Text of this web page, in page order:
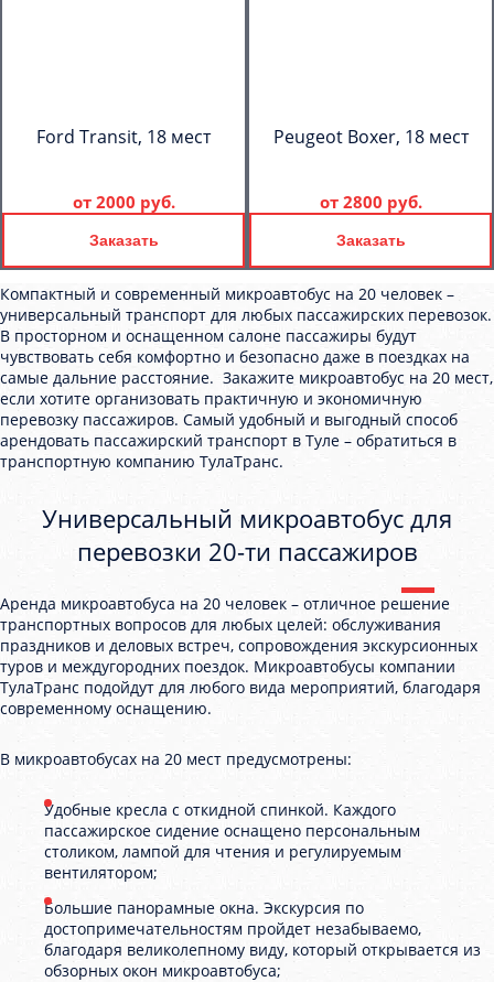
Ford Transit, 18 мест
от 2000 руб.
Заказать
Peugeot Boxer, 18 мест
от 2800 руб.
Заказать
Компактный и современный микроавтобус на 20 человек –
универсальный транспорт для любых пассажирских перевозок.
В просторном и оснащенном салоне пассажиры будут
чувствовать себя комфортно и безопасно даже в поездках на
самые дальние расстояние. Закажите микроавтобус на 20 мест,
если хотите организовать практичную и экономичную
перевозку пассажиров. Самый удобный и выгодный способ
арендовать пассажирский транспорт в Туле – обратиться в
транспортную компанию ТулаТранс.
Универсальный микроавтобус для
перевозки 20-ти пассажиров
Аренда микроавтобуса на 20 человек – отличное решение
транспортных вопросов для любых целей: обслуживания
праздников и деловых встреч, сопровождения экскурсионных
туров и междугородних поездок. Микроавтобусы компании
ТулаТранс подойдут для любого вида мероприятий, благодаря
современному оснащению.
В микроавтобусах на 20 мест предусмотрены:
Удобные кресла с откидной спинкой. Каждого
пассажирское сидение оснащено персональным
столиком, лампой для чтения и регулируемым
вентилятором;
Большие панорамные окна. Экскурсия по
достопримечательностям пройдет незабываемо,
благодаря великолепному виду, который открывается из
обзорных окон микроавтобуса;